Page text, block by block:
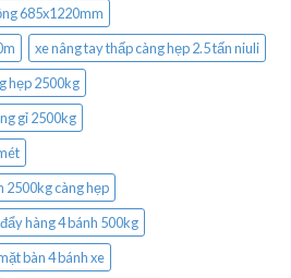
685x1220mm
xe nâng tay thấp càng hẹp 2.5 tấn niuli
hẹp 2500kg
gỉ 2500kg
2500kg càng hẹp
hàng 4 bánh 500kg
bàn 4 bánh xe